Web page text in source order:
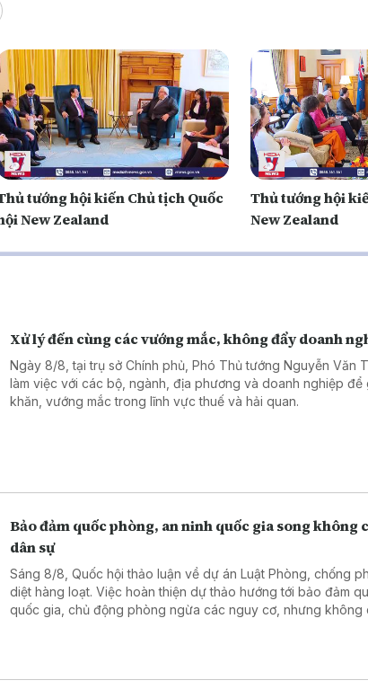
tướng hội kiến Chủ tịch Quốc
New Zealand
Thủ tướng hội
New Zealand
Xử lý đến cùng các vướng mắc, không đẩy doanh
Ngày 8/8, tại trụ sở Chính phủ, Phó Thủ tướng Nguyễn Văn
làm việc với các bộ, ngành, địa phương và doanh nghiệp để
khăn, vướng mắc trong lĩnh vực thuế và hải quan.
Bảo đảm quốc phòng, an ninh quốc gia song không
dân sự
Sáng 8/8, Quốc hội thảo luận về dự án Luật Phòng, chống
diệt hàng loạt. Việc hoàn thiện dự thảo hướng tới bảo đảm
quốc gia, chủ động phòng ngừa các nguy cơ, nhưng không